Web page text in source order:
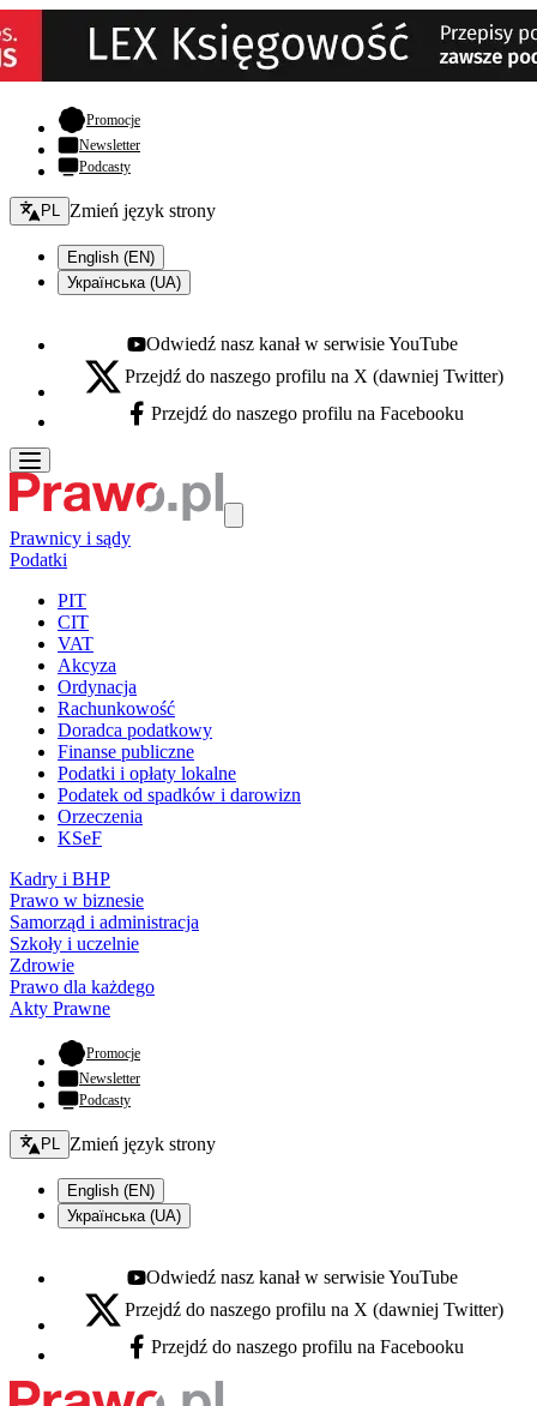
Promocje- otwiera się w nowej karcie
Newsletter
Podcasty
Zmień język - bieżący:
PL Zmień język strony
English (EN)
Українська (UA)
Youtube - otwiera się w nowej karcie
Odwiedź nasz kanał w serwisie YouTube
X - otwiera się w nowej karcie
Przejdź do naszego profilu na X (dawniej Twitter)
Facebook - otwiera się w nowej karcie
Przejdź do naszego profilu na Facebooku
Prawnicy i sądy
Podatki
PIT
CIT
VAT
Akcyza
Ordynacja
Rachunkowość
Doradca podatkowy
Finanse publiczne
Podatki i opłaty lokalne
Podatek od spadków i darowizn
Orzeczenia
KSeF
Kadry i BHP
Prawo w biznesie
Samorząd i administracja
Szkoły i uczelnie
Zdrowie
Prawo dla każdego
Akty Prawne
Promocje- otwiera się w nowej karcie
Newsletter
Podcasty
Zmień język - bieżący:
PL Zmień język strony
English (EN)
Українська (UA)
Youtube - otwiera się w nowej karcie
Odwiedź nasz kanał w serwisie YouTube
X - otwiera się w nowej karcie
Przejdź do naszego profilu na X (dawniej Twitter)
Facebook - otwiera się w nowej karcie
Przejdź do naszego profilu na Facebooku